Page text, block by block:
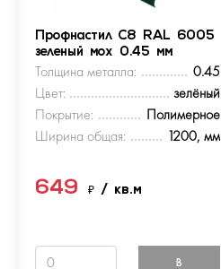
Профнастил С8 RAL 6005
зеленый мох 0.45 мм
Толщина металла:
0.45
Цвет:
зелёный
Покрытие:
Полимерное
Ширина общая:
1200, мм
649₽/ кв.м
В